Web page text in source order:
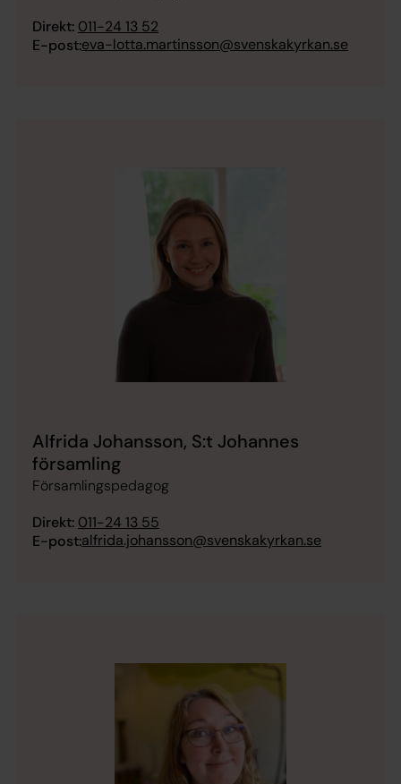
Direkt: 011-24 13 52
E-post:eva-lotta.martinsson@svenskakyrkan.se
Alfrida Johansson, S:t Johannes
församling
Församlingspedagog
Direkt: 011-24 13 55
E-post:alfrida.johansson@svenskakyrkan.se